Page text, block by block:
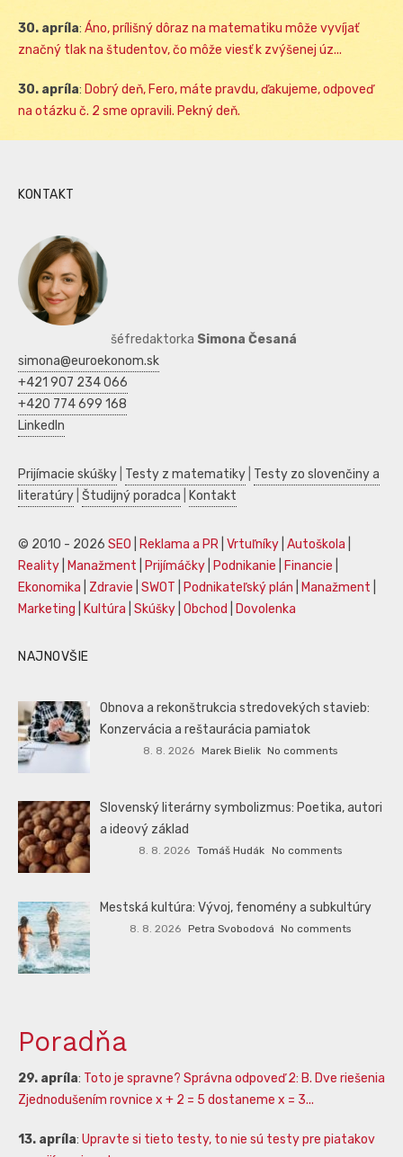
30. apríla: Áno, prílišný dôraz na matematiku môže vyvíjať
značný tlak na študentov, čo môže viesť k zvýšenej úz...
30. apríla: Dobrý deň, Fero, máte pravdu, ďakujeme, odpoveď
na otázku č. 2 sme opravili. Pekný deň.
KONTAKT
šéfredaktorka Simona Česaná
simona@euroekonom.sk
+421 907 234 066
+420 774 699 168
LinkedIn
Prijímacie skúšky Testy z matematiky Testy zo slovenčiny a
literatúry Študijný poradca Kontakt
© 2010 - 2026 SEO Reklama a PR Vrtuľníky Autoškola
Reality
Manažment Prijímáčky Podnikanie Financie
Ekonomika
Zdravie SWOT Podnikateľský plán Manažment
Marketing
Kultúra Skúšky Obchod Dovolenka
NAJNOVŠIE
Obnova a rekonštrukcia stredovekých stavieb:
Konzervácia a reštaurácia pamiatok
8. 8. 2026 Marek Bielik No comments
Slovenský literárny symbolizmus: Poetika, autori
a ideový základ
8. 8. 2026 Tomáš Hudák No comments
Mestská kultúra: Vývoj, fenomény a subkultúry
8. 8. 2026 Petra Svobodová No comments
Poradňa
29. apríla: Toto je spravne? Správna odpoveď 2: B. Dve riešenia
Zjednodušením rovnice x + 2 = 5 dostaneme x = 3...
13. apríla: Upravte si tieto testy, to nie sú testy pre piatakov